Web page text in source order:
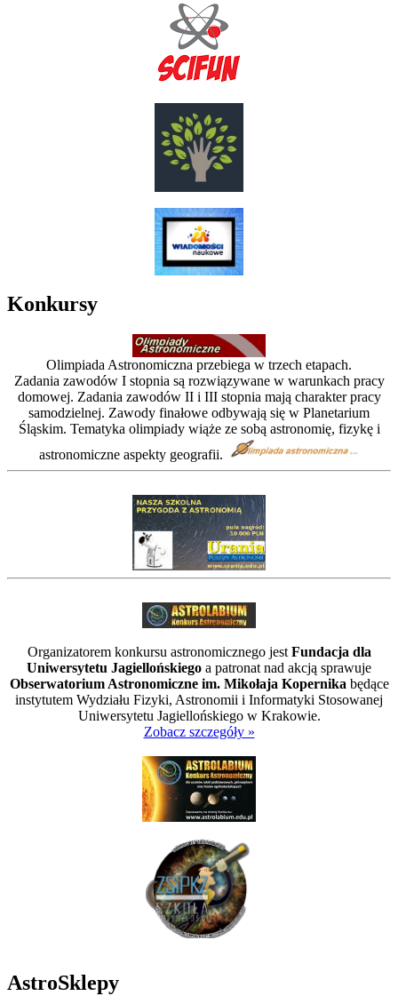
Konkursy
Olimpiada Astronomiczna przebiega w trzech etapach.
Zadania zawodów I stopnia są rozwiązywane w warunkach pracy
domowej. Zadania zawodów II i III stopnia mają charakter pracy
samodzielnej. Zawody finałowe odbywają się w Planetarium
Śląskim. Tematyka olimpiady wiąże ze sobą astronomię, fizykę i
astronomiczne aspekty geografii.
Organizatorem konkursu astronomicznego jestFundacja dla
Uniwersytetu Jagiellońskiego a patronat nad akcją sprawuje
Obserwatorium Astronomiczne im. Mikołaja Kopernikabędące
instytutem Wydziału Fizyki, Astronomii i Informatyki Stosowanej
Uniwersytetu Jagiellońskiego w Krakowie.
Zobacz szczegóły »
AstroSklepy